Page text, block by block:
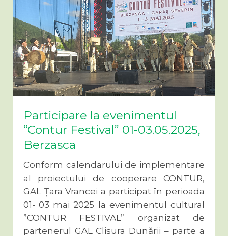
Participare la evenimentul
“Contur Festival” 01-03.05.2025,
Berzasca
Conform calendarului de implementare
al proiectului de cooperare CONTUR,
GAL Țara Vrancei a participat în perioada
01- 03 mai 2025 la evenimentul cultural
”CONTUR FESTIVAL” organizat de
partenerul GAL Clisura Dunării – parte a